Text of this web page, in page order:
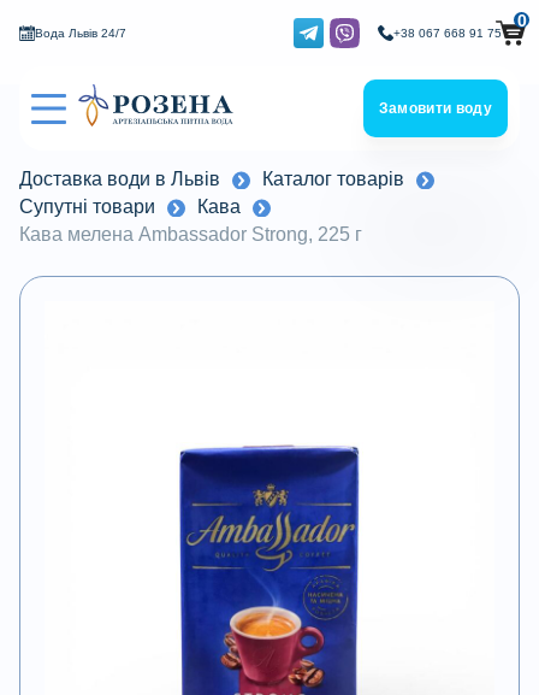
Вода Львів 24/7 +38 067 668 91 75
0
Замовити воду
Доставка води в Львів
Каталог товарів
Супутні товари
Кава
Кава мелена Ambassador Strong, 225 г